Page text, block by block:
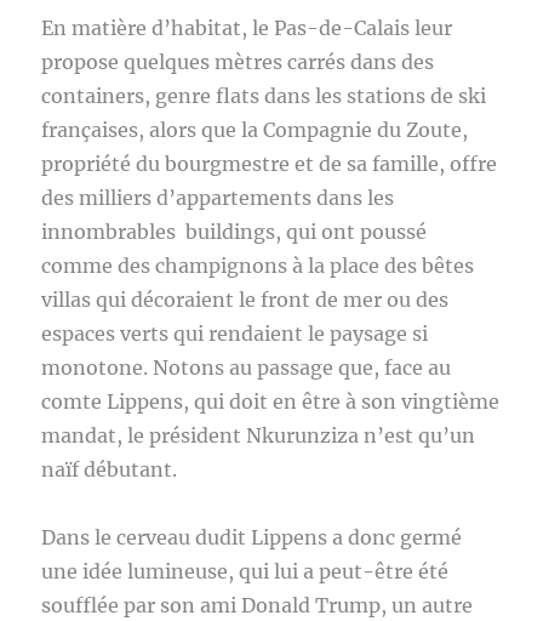
En matière d’habitat, le Pas-de-Calais leur
propose quelques mètres carrés dans des
containers, genre flats dans les stations de ski
françaises, alors que la Compagnie du Zoute,
propriété du bourgmestre et de sa famille, offre
des milliers d’appartements dans les
innombrables buildings, qui ont poussé
comme des champignons à la place des bêtes
villas qui décoraient le front de mer ou des
espaces verts qui rendaient le paysage si
monotone. Notons au passage que, face au
comte Lippens, qui doit en être à son vingtième
mandat, le président Nkurunziza n’est qu’un
naïf débutant.
Dans le cerveau dudit Lippens a donc germé
une idée lumineuse, qui lui a peut-être été
soufflée par son ami Donald Trump, un autre